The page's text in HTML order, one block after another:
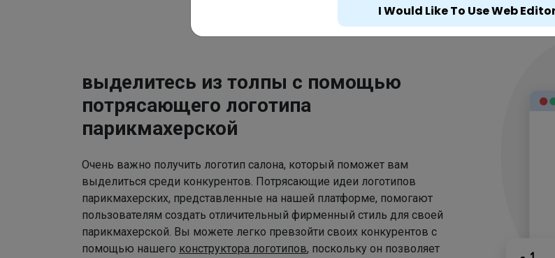
выделитесь из толпы с помощью
потрясающего логотипа
парикмахерской
Очень важно получить логотип салона, который поможет вам
выделиться среди конкурентов. Потрясающие идеи логотипов
парикмахерских, представленные на нашей платформе, помогают
пользователям создать отличительный фирменный стиль для своей
парикмахерской. Вы можете легко превзойти своих конкурентов с
помощью нашего конструктора логотипов, поскольку он позволяет
I Would Like To Use Web